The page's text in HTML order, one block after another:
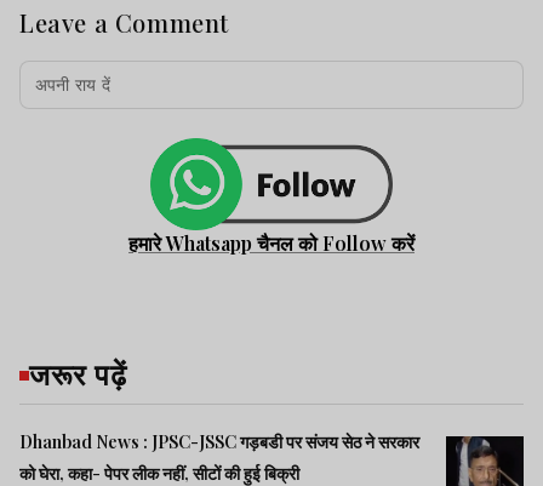
Leave a Comment
हमारे Whatsapp चैनल को Follow करें
जरूर पढ़ें
Dhanbad News : JPSC-JSSC गड़बडी पर संजय सेठ ने सरकार
को घेरा, कहा- पेपर लीक नहीं, सीटों की हुई बिक्री